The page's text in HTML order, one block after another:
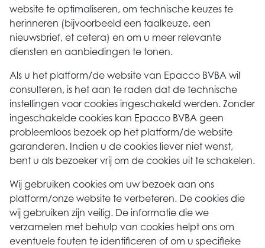
website te optimaliseren, om technische keuzes te
herinneren (bijvoorbeeld een taalkeuze, een
nieuwsbrief, et cetera) en om u meer relevante
diensten en aanbiedingen te tonen.
Als u het platform/de website van Epacco BVBA wil
consulteren, is het aan te raden dat de technische
instellingen voor cookies ingeschakeld werden. Zonder
ingeschakelde cookies kan Epacco BVBA geen
probleemloos bezoek op het platform/de website
garanderen. Indien u de cookies liever niet wenst,
bent u als bezoeker vrij om de cookies uit te schakelen.
Wij gebruiken cookies om uw bezoek aan ons
platform/onze website te verbeteren. De cookies die
wij gebruiken zijn veilig. De informatie die we
verzamelen met behulp van cookies helpt ons om
eventuele fouten te identificeren of om u specifieke